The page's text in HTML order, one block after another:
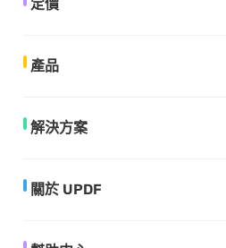
定價
產品
解決方案
關於 UPDF